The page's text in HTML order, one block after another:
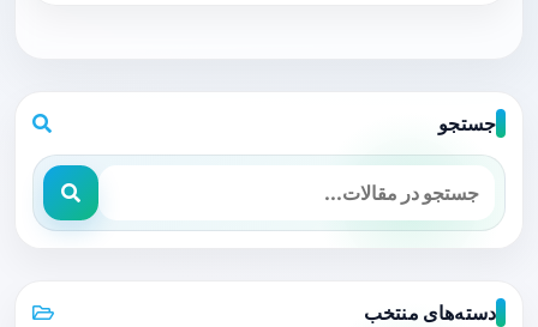
جستجو
دسته‌های منتخب